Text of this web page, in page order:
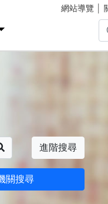
網站導覽
進階搜尋
關搜尋